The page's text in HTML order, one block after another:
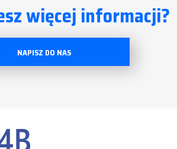
więcej informacji?
NAPISZ DO NAS